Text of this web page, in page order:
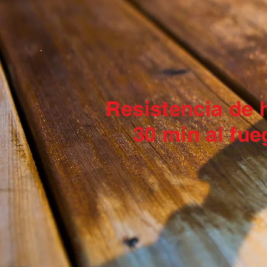
Resistencia de
30 min al